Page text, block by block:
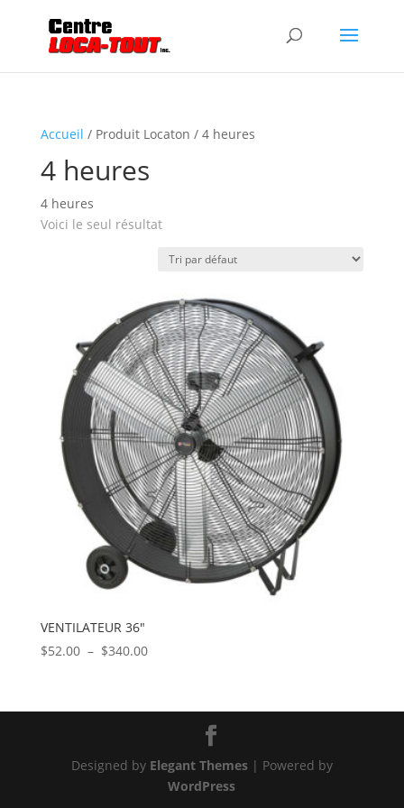
Accueil / Produit Locaton / 4 heures
4 heures
4 heures
Voici le seul résultat
VENTILATEUR 36″
$52.00 – $340.00Plage
$52.00
Designed by Elegant Themes| Powered by
WordPress